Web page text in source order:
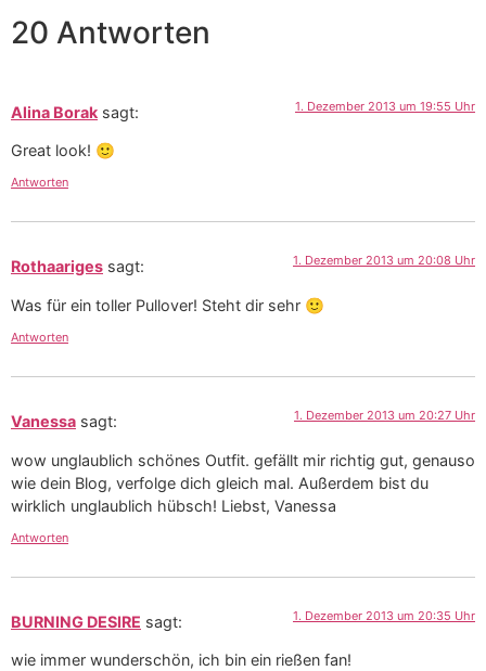
20 Antworten
Alina Borak sagt: 1. Dezember 2013 um 19:55 Uhr
Great look! 🙂
Antworten
Rothaariges sagt: 1. Dezember 2013 um 20:08 Uhr
Was für ein toller Pullover! Steht dir sehr 🙂
Antworten
Vanessa sagt: 1. Dezember 2013 um 20:27 Uhr
wow unglaublich schönes Outfit. gefällt mir richtig gut, genauso
wie dein Blog, verfolge dich gleich mal. Außerdem bist du
wirklich unglaublich hübsch! Liebst, Vanessa
Antworten
BURNING DESIRE sagt: 1. Dezember 2013 um 20:35 Uhr
wie immer wunderschön, ich bin ein rießen fan!